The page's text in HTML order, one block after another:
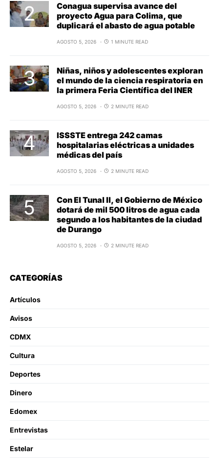
Conagua supervisa avance del
proyecto Agua para Colima, que
duplicará el abasto de agua potable
AGOSTO 5, 2026 1 MINUTE READ
Niñas, niños y adolescentes exploran
el mundo de la ciencia respiratoria en
la primera Feria Científica del INER
AGOSTO 5, 2026 2 MINUTE READ
ISSSTE entrega 242 camas
hospitalarias eléctricas a unidades
médicas del país
AGOSTO 5, 2026 2 MINUTE READ
Con El Tunal II, el Gobierno de México
dotará de mil 500 litros de agua cada
segundo a los habitantes de la ciudad
de Durango
AGOSTO 5, 2026 2 MINUTE READ
CATEGORÍAS
Artículos
Avisos
CDMX
Cultura
Deportes
Dinero
Edomex
Entrevistas
Estelar